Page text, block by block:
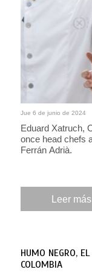
Jue 6 de junio de 2024
Eduard Xatruch,
once head chefs
Ferrán Adrià.
Leer más
HUMO NEGRO,
COLOMBIA